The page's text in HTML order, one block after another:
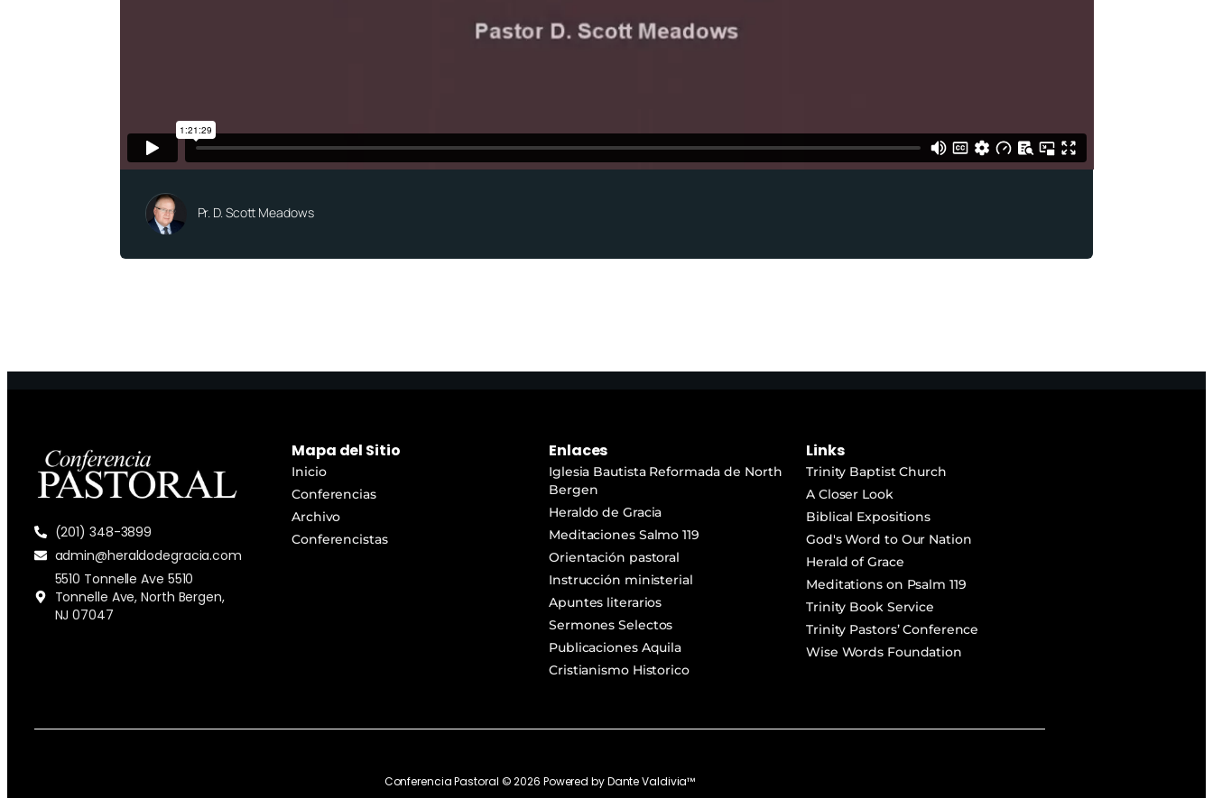
Pr. D. Scott Meadows
(201) 348-3899
admin@heraldodegracia.com
5510 Tonnelle Ave 5510
Tonnelle Ave, North Bergen,
NJ 07047
Mapa del Sitio
Inicio
Conferencias
Archivo
Conferencistas
Enlaces
Iglesia Bautista Reformada de North
Bergen
Heraldo de Gracia
Meditaciones Salmo 119
Orientación pastoral
Instrucción ministerial
Apuntes literarios
Sermones Selectos
Publicaciones Aquila
Cristianismo Historico
Links
Trinity Baptist Church
A Closer Look
Biblical Expositions
God's Word to Our Nation
Herald of Grace
Meditations on Psalm 119
Trinity Book Service
Trinity Pastors’ Conference
Wise Words Foundation
Conferencia Pastoral ©2026 Powered byDante Valdivia™